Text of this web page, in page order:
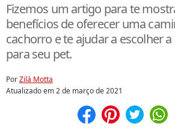
Fizemos um artigo para te
benefícios de oferecer uma
cachorro e te ajudar a escolher
para seu pet.
PorZilá Motta
Atualizado em2 de março de 2021